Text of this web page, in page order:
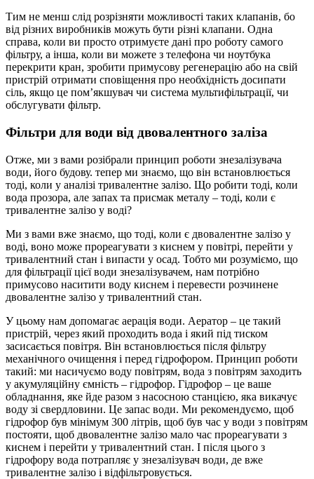
Тим не менш слід розрізняти можливості таких клапанів, бо
від різних виробників можуть бути різні клапани. Одна
справа, коли ви просто отримуєте дані про роботу самого
фільтру, а інша, коли ви можете з телефона чи ноутбука
перекрити кран, зробити примусову регенерацію або на свій
пристрій отримати сповіщення про необхідність досипати
сіль, якщо це пом’якшувач чи система мультифільтрації, чи
обслугувати фільтр.
Фільтри для води від двовалентного заліза
Отже, ми з вами розібрали принцип роботи знезалізувача
води, його будову. тепер ми знаємо, що він встановлюється
тоді, коли у аналізі тривалентне залізо. Що робити тоді, коли
вода прозора, але запах та присмак металу – тоді, коли є
тривалентне залізо у воді?
Ми з вами вже знаємо, що тоді, коли є двовалентне залізо у
воді, воно може прореагувати з киснем у повітрі, перейти у
тривалентний стан і випасти у осад. Тобто ми розуміємо, що
для фільтрації цієї води знезалізувачем, нам потрібно
примусово наситити воду киснем і перевести розчинене
двовалентне залізо у тривалентний стан.
У цьому нам допомагає аерація води. Аератор – це такий
пристрій, через який проходить вода і який під тиском
засисається повітря. Він встановлюється після фільтру
механічного очищення і перед гідрофором. Принцип роботи
такий: ми насичуємо воду повітрям, вода з повітрям заходить
у акумуляційну ємність – гідрофор. Гідрофор – це ваше
обладнання, яке йде разом з насосною станцією, яка викачує
воду зі свердловини. Це запас води. Ми рекомендуємо, щоб
гідрофор був мінімум 300 літрів, щоб був час у води з повітрям
постояти, щоб двовалентне залізо мало час прореагувати з
киснем і перейти у тривалентний стан. І після цього з
гідрофору вода потрапляє у знезалізувач води, де вже
тривалентне залізо і відфільтровується.